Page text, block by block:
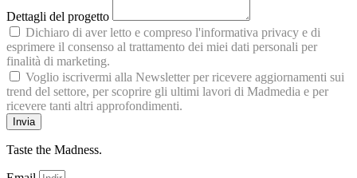
Dettagli del progetto
Dichiaro di aver letto e compreso l'informativa privacy e di
esprimere il consenso al trattamento dei miei dati personali per
finalità di marketing.
Voglio iscrivermi alla Newsletter per ricevere aggiornamenti sui
trend del settore, per scoprire gli ultimi lavori di Madmedia e per
ricevere tanti altri approfondimenti.
Invia
Taste the Madness.